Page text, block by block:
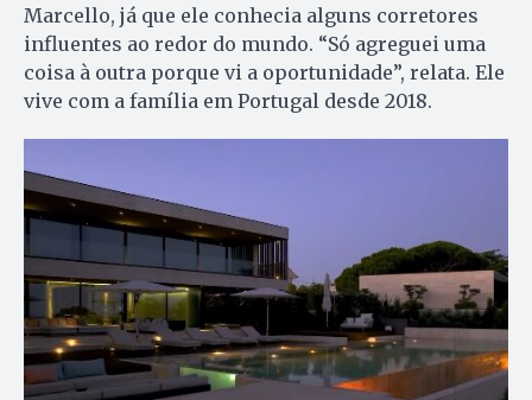
Marcello, já que ele conhecia alguns corretores
influentes ao redor do mundo. “Só agreguei uma
coisa à outra porque vi a oportunidade”, relata. Ele
vive com a família em Portugal desde 2018.